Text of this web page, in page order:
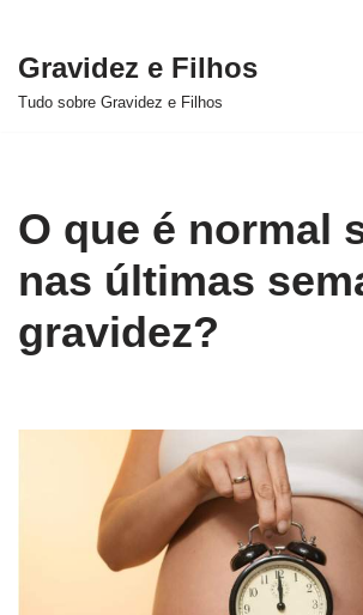
Pular
Gravidez e Filhos
Tudo sobre Gravidez e Filhos
O que é normal
nas últimas
gravidez?